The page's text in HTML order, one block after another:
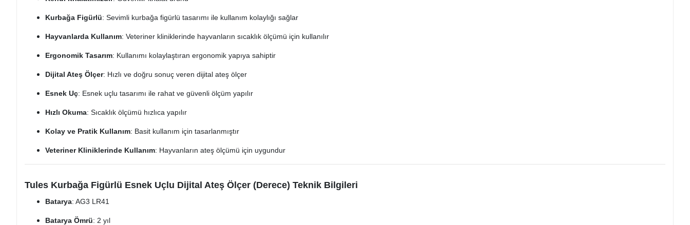
Kurbağa Figürlü: Sevimli kurbağa figürlü tasarımı ile kullanım kolaylığı sağlar
Hayvanlarda Kullanım: Veteriner kliniklerinde hayvanların sıcaklık ölçümü için kullanılır
Ergonomik Tasarım: Kullanımı kolaylaştıran ergonomik yapıya sahiptir
Dijital Ateş Ölçer: Hızlı ve doğru sonuç veren dijital ateş ölçer
Esnek Uç: Esnek uçlu tasarımı ile rahat ve güvenli ölçüm yapılır
Hızlı Okuma: Sıcaklık ölçümü hızlıca yapılır
Kolay ve Pratik Kullanım: Basit kullanım için tasarlanmıştır
Veteriner Kliniklerinde Kullanım: Hayvanların ateş ölçümü için uygundur
Tules Kurbağa Figürlü Esnek Uçlu Dijital Ateş Ölçer (Derece) Teknik Bilgileri
Batarya: AG3 LR41
Batarya Ömrü: 2 yıl